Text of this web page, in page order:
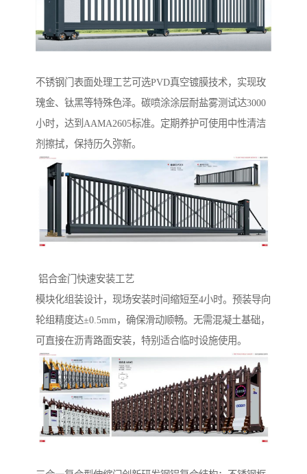
‌不锈钢门表面处理工艺‌可选PVD真空镀膜技术，实现玫
瑰金、钛黑等特殊色泽。碳喷涂涂层耐盐雾测试达3000
小时，达到AAMA2605标准。定期养护可使用中性清洁
剂擦拭，保持历久弥新。
‌ 铝合金门快速安装工艺‌
模块化组装设计，现场安装时间缩短至4小时。预装导向
轮组精度达±0.5mm，确保滑动顺畅。无需混凝土基础，
可直接在沥青路面安装，特别适合临时设施使用。